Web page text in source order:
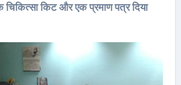
चिकित्सा किट और एक प्रमाण पत्र दिया